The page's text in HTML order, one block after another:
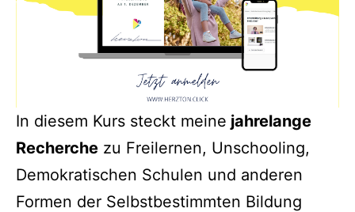
In diesem Kurs steckt meine jahrelange
Recherche zu Freilernen, Unschooling,
Demokratischen Schulen und anderen
Formen der Selbstbestimmten Bildung